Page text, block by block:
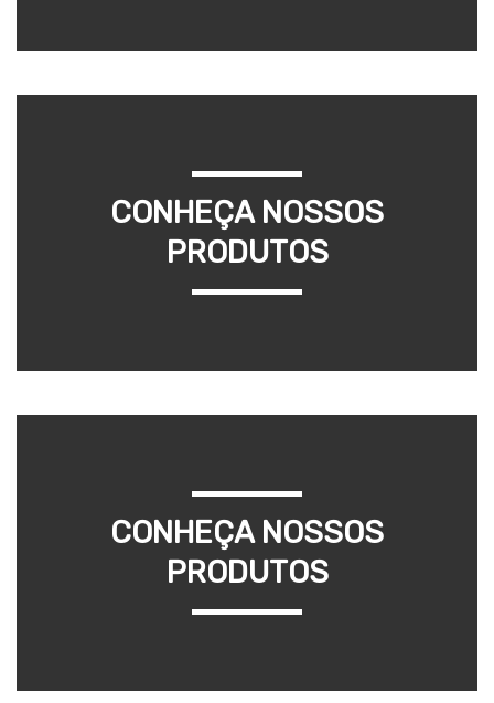
CONHEÇA NOSSOS
PRODUTOS
CONHEÇA NOSSOS
PRODUTOS